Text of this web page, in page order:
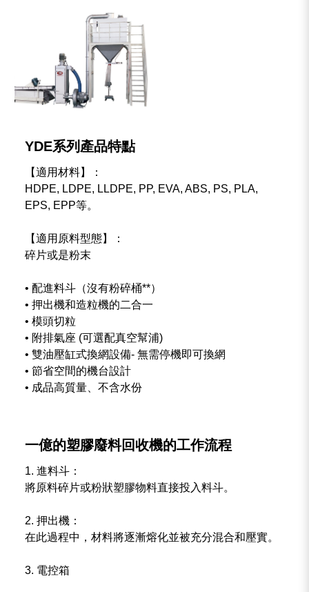
YDE系列產品特點
【適用材料】：
HDPE, LDPE, LLDPE, PP, EVA, ABS, PS, PLA,
EPS, EPP等。
【適用原料型態】：
碎片或是粉末
• 配進料斗（沒有粉碎桶**）
• 押出機和造粒機的二合一
• 模頭切粒
• 附排氣座 (可選配真空幫浦)
• 雙油壓缸式換網設備- 無需停機即可換網
• 節省空間的機台設計
• 成品高質量、不含水份
一億的塑膠廢料回收機的工作流程
1. 進料斗：
將原料碎片或粉狀塑膠物料直接投入料斗。
2. 押出機：
在此過程中，材料將逐漸熔化並被充分混合和壓實。
3. 電控箱